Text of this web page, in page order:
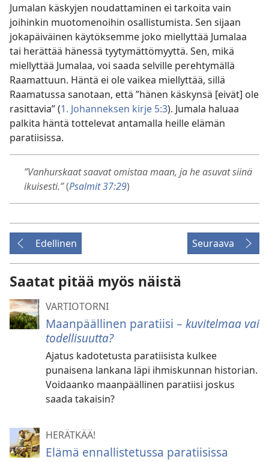
Jumalan käskyjen noudattaminen ei tarkoita vain
joihinkin muotomenoihin osallistumista. Sen sijaan
jokapäiväinen käytöksemme joko miellyttää Jumalaa
tai herättää hänessä tyytymättömyyttä. Sen, mikä
miellyttää Jumalaa, voi saada selville perehtymällä
Raamattuun. Häntä ei ole vaikea miellyttää, sillä
Raamatussa sanotaan, että ”hänen käskynsä [eivät] ole
rasittavia” (1. Johanneksen kirje 5:3). Jumala haluaa
palkita häntä tottelevat antamalla heille elämän
paratiisissa.
”Vanhurskaat saavat omistaa maan, ja he asuvat siinä
ikuisesti.”(Psalmit 37:29)
Edellinen Seuraava
Saatat pitää myös näistä
VARTIOTORNI
Maanpäällinen paratiisi – kuvitelmaa vai
todellisuutta?
Ajatus kadotetusta paratiisista kulkee
punaisena lankana läpi ihmiskunnan historian.
Voidaanko maanpäällinen paratiisi joskus
saada takaisin?
HERÄTKÄÄ!
Elämä ennallistetussa paratiisissa